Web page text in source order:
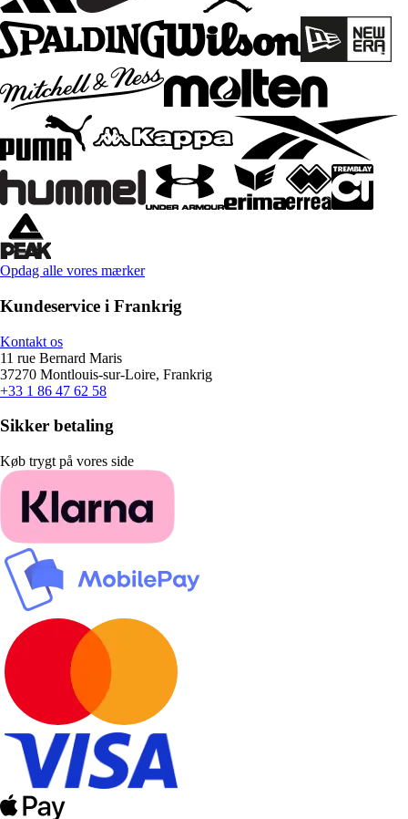
Opdag alle vores mærker
Kundeservice i Frankrig
Kontakt os
11 rue Bernard Maris
37270 Montlouis-sur-Loire, Frankrig
+33 1 86 47 62 58
Sikker betaling
Køb trygt på vores side